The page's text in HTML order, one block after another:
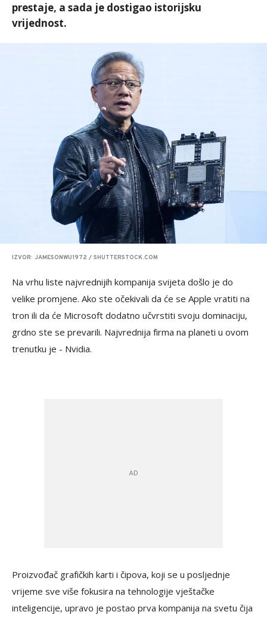
prestaje, a sada je dostigao istorijsku
vrijednost.
IZVOR: JAMESONWU1972 / SHUTTERSTOCK.COM
Na vrhu liste najvrednijih kompanija svijeta došlo je do
velike promjene. Ako ste očekivali da će se Apple vratiti na
tron ili da će Microsoft dodatno učvrstiti svoju dominaciju,
grdno ste se prevarili. Najvrednija firma na planeti u ovom
trenutku je - Nvidia.
Proizvođač grafičkih karti i čipova, koji se u posljednje
vrijeme sve više fokusira na tehnologije vještačke
inteligencije, upravo je postao prva kompanija na svetu čija